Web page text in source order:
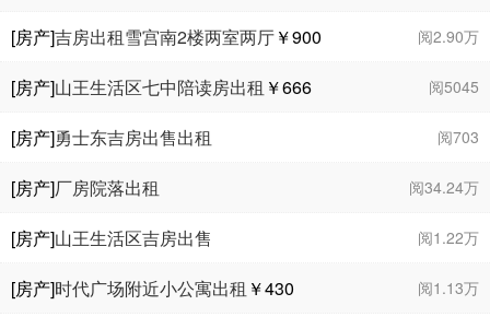
阅2.90万
[房产]吉房出租雪宫南2楼两室两厅￥900
阅5045
[房产]山王生活区七中陪读房出租 ￥666
阅703
[房产]勇士东吉房出售出租
阅34.24万
[房产]厂房院落出租
阅1.22万
[房产]山王生活区吉房出售
阅1.13万
[房产]时代广场附近小公寓出租 ￥430